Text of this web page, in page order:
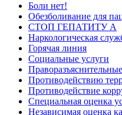
Боли нет!
Обезболивание для
СТОП ГЕПАТИТУ А
Наркологическая
Горячая линия
Социальные услуги
Противодействию
Противодействие
Специальная оценка
Независимая оценка